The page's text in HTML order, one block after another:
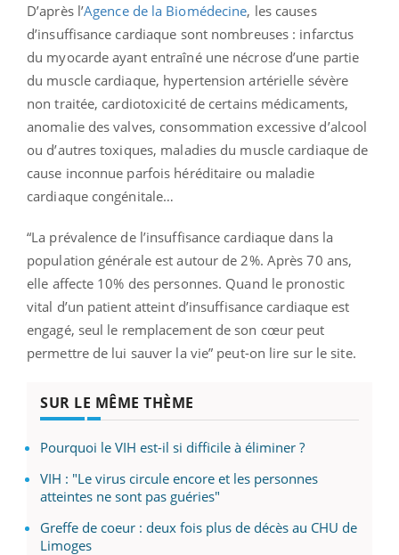
D’après l’Agence de la Biomédecine, les causes
d’insuffisance cardiaque sont nombreuses : infarctus
du myocarde ayant entraîné une nécrose d’une partie
du muscle cardiaque, hypertension artérielle sévère
non traitée, cardiotoxicité de certains médicaments,
anomalie des valves, consommation excessive d’alcool
ou d’autres toxiques, maladies du muscle cardiaque de
cause inconnue parfois héréditaire ou maladie
cardiaque congénitale…
“La prévalence de l’insuffisance cardiaque dans la
population générale est autour de 2%. Après 70 ans,
elle affecte 10% des personnes. Quand le pronostic
vital d’un patient atteint d’insuffisance cardiaque est
engagé, seul le remplacement de son cœur peut
permettre de lui sauver la vie” peut-on lire sur le site.
SUR LE MÊME THÈME
Pourquoi le VIH est-il si difficile à éliminer ?
VIH : "Le virus circule encore et les personnes
atteintes ne sont pas guéries"
Greffe de coeur : deux fois plus de décès au CHU de
Limoges